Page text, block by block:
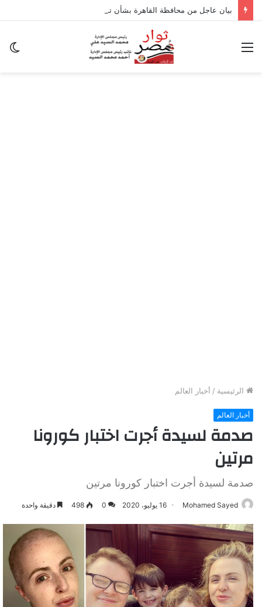
بيان عاجل من محافظة القاهرة بشأن تداعيات الزلزال
القائمة
الرئيسية / أخبار العالم
أخبار العالم
صدمة لسيدة أجرت اختبار كورونا
مرتين
صدمة لسيدة أجرت اختبار كورونا مرتين
Mohamed Sayed 16 يوليو، 2020 0
498 دقيقة واحدة